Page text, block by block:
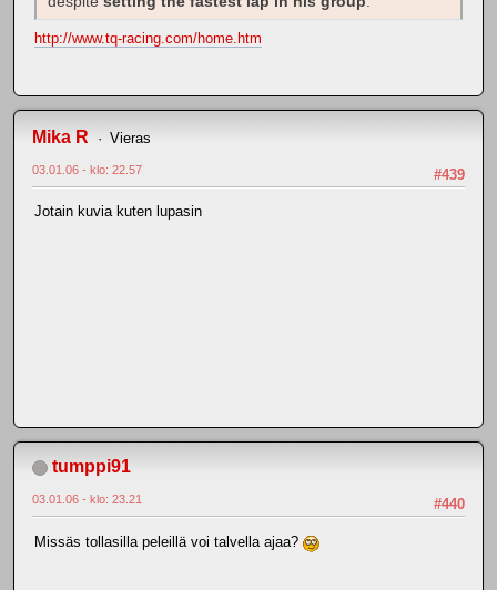
http://www.tq-racing.com/home.htm
Mika R Vieras
#439
03.01.06 - klo: 22.57
Jotain kuvia kuten lupasin
tumppi91
#440
03.01.06 - klo: 23.21
Missäs tollasilla peleillä voi talvella ajaa?